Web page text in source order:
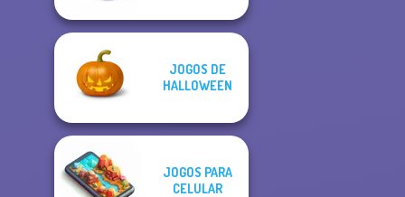
JOGOS DE
HALLOWEEN
JOGOS PARA
CELULAR